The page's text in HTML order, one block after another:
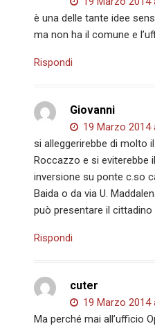
è una delle tante idee
ma non ha il comune e
Rispondi
Giovanni
19 Marzo 2014
si alleggerirebbe di molto
Roccazzo e si eviterebbe
inversione su ponte c.so
Baida o da via U.
può presentare il
Rispondi
cuter
19 Marzo 2014
Ma perché mai all’ufficio